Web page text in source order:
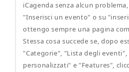
iCagenda senza alcun
"Inserisci un evento" o su
ottengo sempre una pagina
Stessa cosa succede se, dopo
"Categorie", "Lista degli
personalizzati" e "Features",